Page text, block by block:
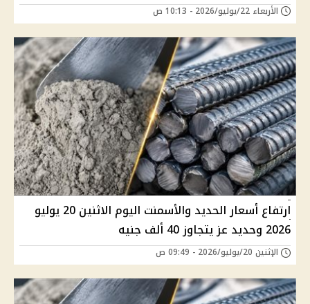
الأربعاء 22/يوليو/2026 - 10:13 ص
ارتفاع أسعار الحديد والأسمنت اليوم الاثنين 20 يوليو
2026 وحديد عز يتجاوز 40 ألف جنيه
الإثنين 20/يوليو/2026 - 09:49 ص